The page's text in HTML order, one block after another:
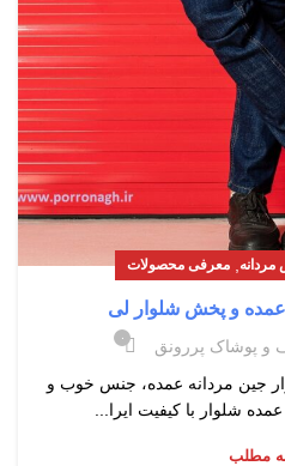
مردانه ,معرفی محصولات
عمده و پخش شلوار لی
و پوشاک پررونق ۰
جین مردانه عمده، جنس خوب و
شلوار با کیفیت ایرا...
مطلب